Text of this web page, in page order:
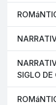
SIGLO DE